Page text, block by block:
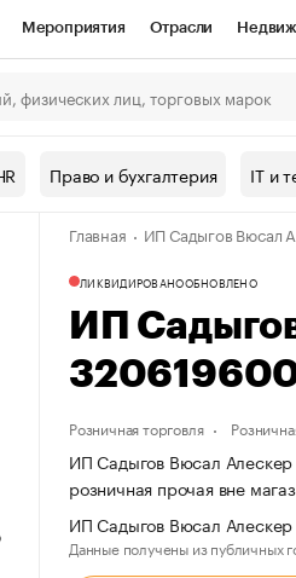
Мероприятия Отрасли
Спецпроекты Проверка
Рынок наличной валюты
Право и бухгалтерия IT и
Главная ИП Садыгов Вюсал
ЛИКВИДИРОВАНООБНОВЛЕНО
ИП
Розничная торговля
ИП Садыгов Вюсал Алескер
розничная прочая вне
ИП Садыгов Вюсал
Данные получены из публичных